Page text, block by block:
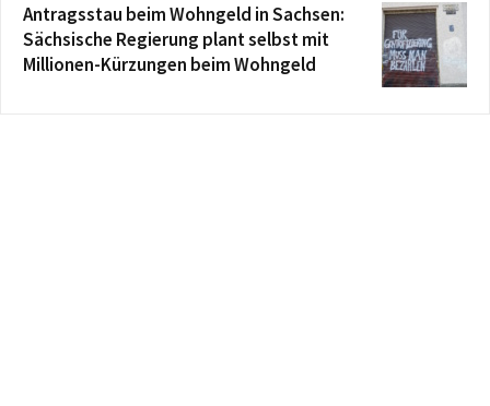
Antragsstau beim Wohngeld in Sachsen:
Sächsische Regierung plant selbst mit
Millionen-Kürzungen beim Wohngeld